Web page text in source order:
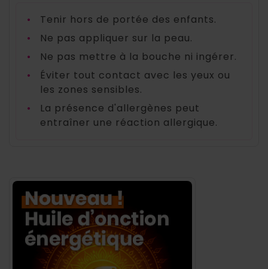
•
Tenir hors de portée des enfants.
•
Ne pas appliquer sur la peau.
•
Ne pas mettre à la bouche ni ingérer.
•
Éviter tout contact avec les yeux ou
les zones sensibles.
•
La présence d'allergènes peut
entraîner une réaction allergique.